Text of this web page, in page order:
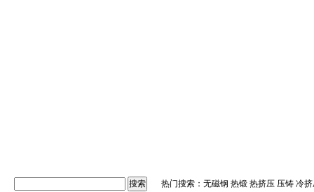
热门搜索： 无磁钢 热锻 热挤压 压铸 冷